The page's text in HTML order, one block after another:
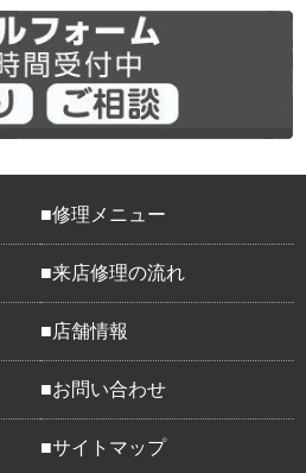
修理メニュー
来店修理の流れ
店舗情報
お問い合わせ
サイトマップ